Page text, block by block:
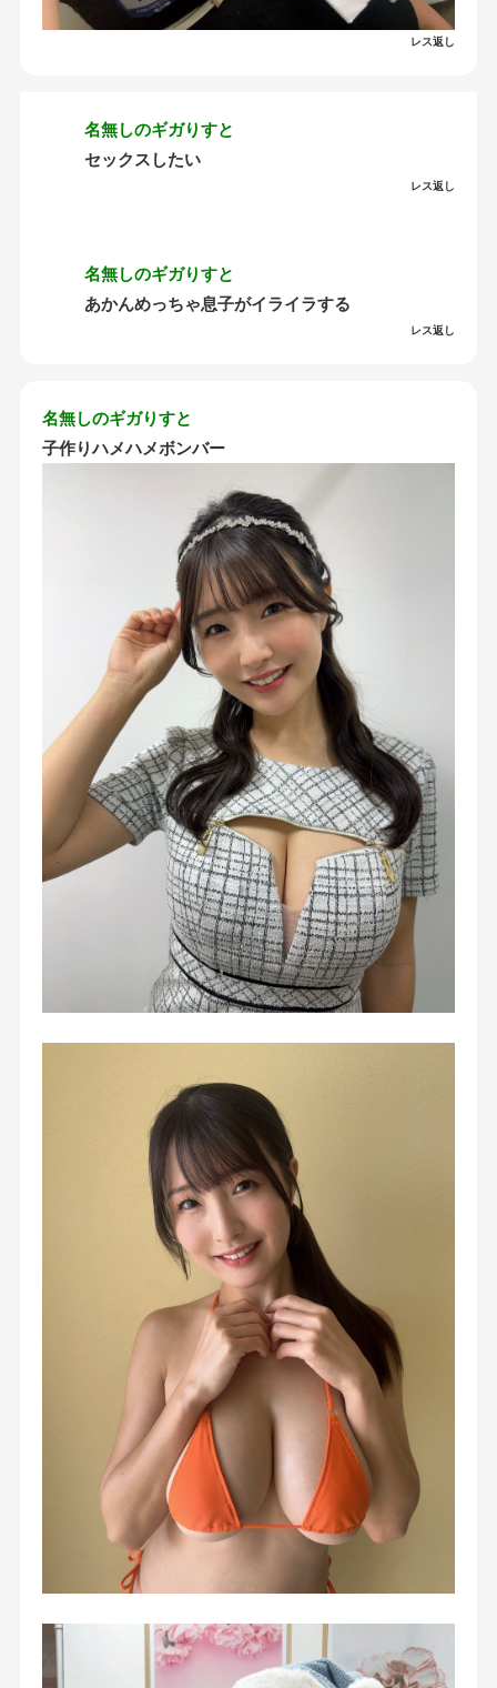
レス返し
名無しのギガりすと
セックスしたい
レス返し
名無しのギガりすと
あかんめっちゃ息子がイライラする
レス返し
名無しのギガりすと
子作りハメハメボンバー